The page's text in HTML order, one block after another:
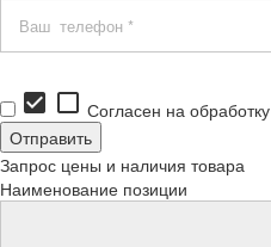
check_box check_box_outline_blank Согласен на обработку
Запрос цены и наличия товара
Наименование позиции